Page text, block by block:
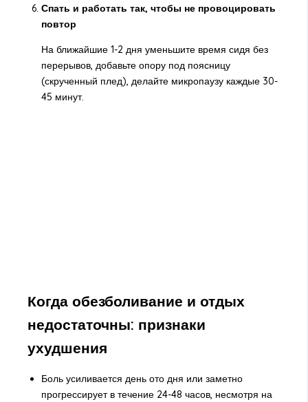
Спать и работать так, чтобы не провоцировать
повтор
На ближайшие 1-2 дня уменьшите время сидя без
перерывов, добавьте опору под поясницу
(скрученный плед), делайте микропаузу каждые 30-
45 минут.
Когда обезболивание и отдых
недостаточны: признаки
ухудшения
Боль усиливается день ото дня или заметно
прогрессирует в течение 24-48 часов, несмотря на